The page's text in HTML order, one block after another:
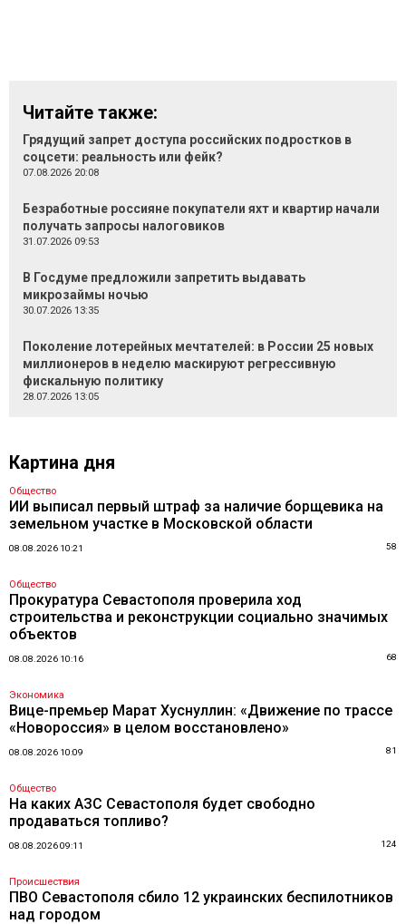
Читайте также:
Грядущий запрет доступа российских подростков в
соцсети: реальность или фейк?
07.08.2026 20:08
Безработные россияне покупатели яхт и квартир начали
получать запросы налоговиков
31.07.2026 09:53
В Госдуме предложили запретить выдавать
микрозаймы ночью
30.07.2026 13:35
Поколение лотерейных мечтателей: в России 25 новых
миллионеров в неделю маскируют регрессивную
фискальную политику
28.07.2026 13:05
Картина дня
Общество
ИИ выписал первый штраф за наличие борщевика на
земельном участке в Московской области
08.08.2026 10:21 58
Общество
Прокуратура Севастополя проверила ход
строительства и реконструкции социально значимых
объектов
08.08.2026 10:16 68
Экономика
Вице-премьер Марат Хуснуллин: «Движение по трассе
«Новороссия» в целом восстановлено»
08.08.2026 10:09 81
Общество
На каких АЗС Севастополя будет свободно
продаваться топливо?
08.08.2026 09:11 124
Происшествия
ПВО Севастополя сбило 12 украинских беспилотников
над городом